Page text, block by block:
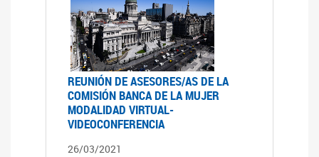
REUNIÓN DE ASESORES/AS DE LA
COMISIÓN BANCA DE LA MUJER
MODALIDAD VIRTUAL-
VIDEOCONFERENCIA
26/03/2021